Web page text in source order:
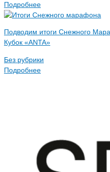
Подробнее
Подводим итоги Снежного
Кубок «ANTA»
Без рубрики
Подробнее